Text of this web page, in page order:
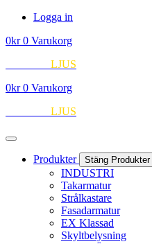
Hoppa
innehåll
Logga in
0kr 0 Varukorg
LJUS
0kr 0 Varukorg
LJUS
Produkter Stäng Produkter
INDUSTRI
Takarmatur
Strålkastare
Fasadarmatur
EX Klassad
Skyltbelysning